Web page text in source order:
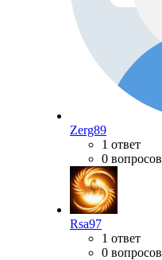
Zerg89
1 ответ
0 вопросов
Rsa97
1 ответ
0 вопросов